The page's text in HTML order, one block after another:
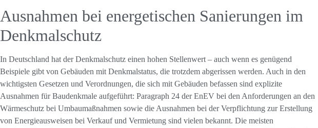
Ausnahmen bei energetischen Sanierungen im
Denkmalschutz
In Deutschland hat der Denkmalschutz einen hohen Stellenwert – auch wenn es genügend
Beispiele gibt von Gebäuden mit Denkmalstatus, die trotzdem abgerissen werden. Auch in den
wichtigsten Gesetzen und Verordnungen, die sich mit Gebäuden befassen sind explizite
Ausnahmen für Baudenkmale aufgeführt: Paragraph 24 der EnEV bei den Anforderungen an den
Wärmeschutz bei Umbaumaßnahmen sowie die Ausnahmen bei der Verpflichtung zur Erstellung
von Energieausweisen bei Verkauf und Vermietung sind vielen bekannt. Die meisten